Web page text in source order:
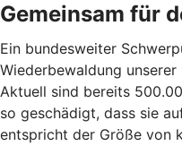
Gemeinsam für
Ein bundesweiter
Wiederbewaldung unserer
Aktuell sind bereits
so geschädigt, dass sie
entspricht der Größe von